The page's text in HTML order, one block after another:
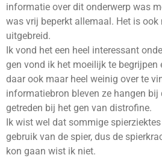
informatie over dit onderwerp was
was vrij beperkt allemaal. Het is ook
uitgebreid.
Ik vond het een heel interessant
gen vond ik het moeilijk te begrijpen
daar ook maar heel weinig over te
informatiebron bleven ze hangen bij
getreden bij het gen van distrofine.
Ik wist wel dat sommige
gebruik van de spier, dus de
kon gaan wist ik niet.